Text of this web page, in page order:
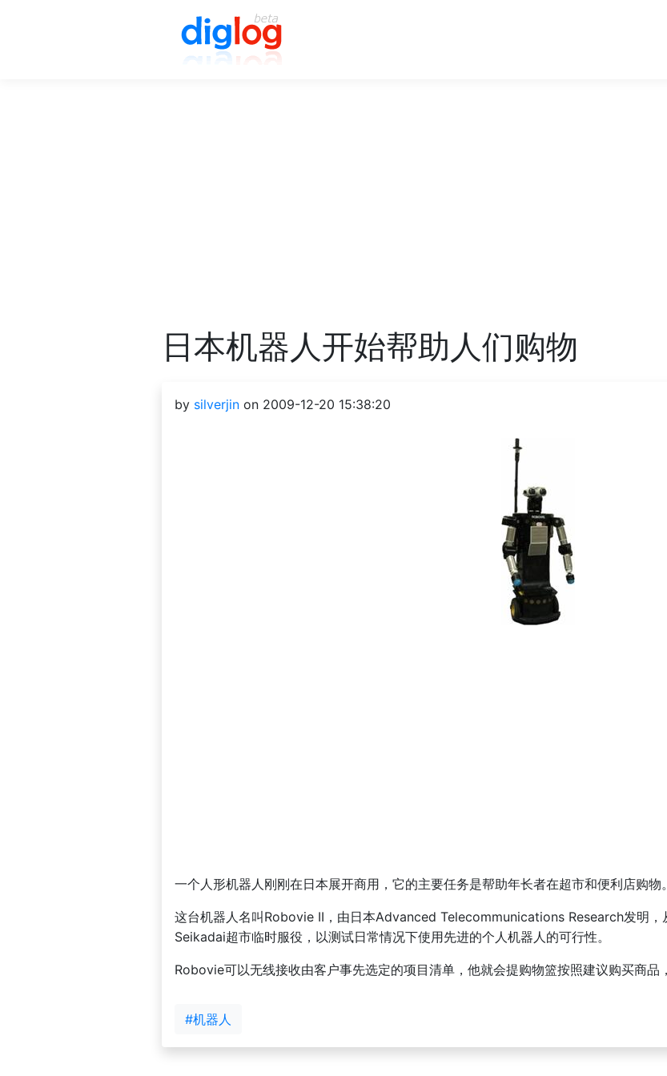
日本机器人开始帮助人们购物
by silverjin on 2009-12-20 15:38:20
一个人形机器人刚刚在日本展开商用，它的主要任务是帮助年长者在超市和便利店购物。
这台机器人名叫Robovie II，由日本Advanced Telecommunications Research发明，
Seikadai超市临时服役，以测试日常情况下使用先进的个人机器人的可行性。
Robovie可以无线接收由客户事先选定的项目清单，他就会提购物篮按照建议购买商品
#机器人